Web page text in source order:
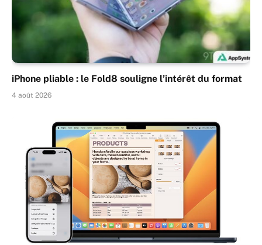
iPhone pliable : le Fold8 souligne l’intérêt du format
4 août 2026